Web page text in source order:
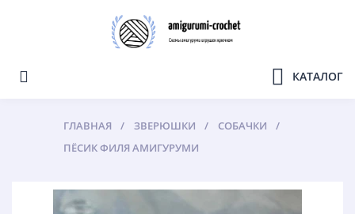
КАТАЛОГ
ГЛАВНАЯ ЗВЕРЮШКИ
СОБАЧКИ
ПЁСИК ФИЛЯ АМИГУРУМИ